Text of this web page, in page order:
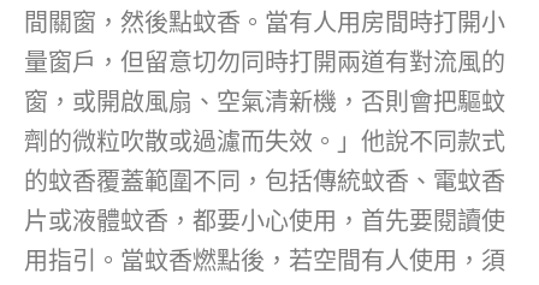
間關窗，然後點蚊香。當有人用房間時打開小
量窗戶，但留意切勿同時打開兩道有對流風的
窗，或開啟風扇、空氣清新機，否則會把驅蚊
劑的微粒吹散或過濾而失效。」他說不同款式
的蚊香覆蓋範圍不同，包括傳統蚊香、電蚊香
片或液體蚊香，都要小心使用，首先要閱讀使
用指引。當蚊香燃點後，若空間有人使用，須